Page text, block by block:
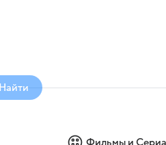
Найти
Фильмы и